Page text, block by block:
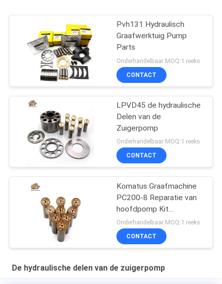
Pvh131 Hydraulisch
Graafwerktuig Pump
Parts
Onderhandelbaar MOQ:1 reeks
CONTACT
LPVD45 de hydraulische
Delen van de
Zuigerpomp
Onderhandelbaar MOQ:1 reeks
CONTACT
Komatus Graafmachine
PC200-8 Reparatie van
hoofdpomp Kit
Hydraulische pomp
Onderdeel zuigerpomp
Onderhoud reparatie
Onderhandelbaar MOQ:1 reeks
CONTACT
De hydraulische delen van de zuigerpomp